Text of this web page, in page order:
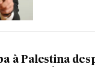
à Palestina